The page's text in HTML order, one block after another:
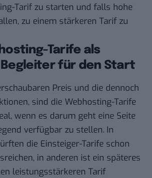
Tarif zu starten und falls hohe
zu einem stärkeren Tarif zu
Tarife als
für den Start
Preis und die dennoch
sind die Webhosting-Tarife
wenn es darum geht eine Seite
verfügbar zu stellen. In
die Einsteiger-Tarife schon
in anderen ist ein späteres
leistungsstärkeren Tarif